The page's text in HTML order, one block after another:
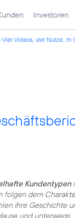
Investoren
Vier Videos, vier
Kundentypen
folgen dem
ihre Geschichte
und unterwegs.